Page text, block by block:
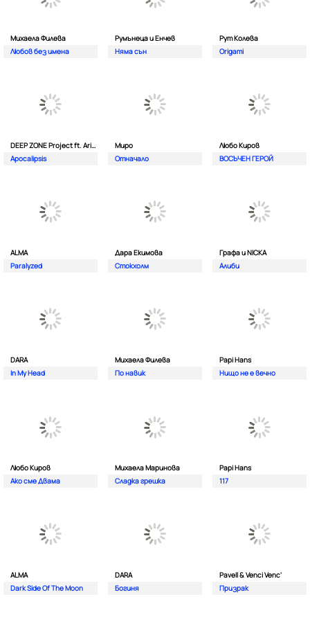
Михаела Филева
Любов без имена
Румънеца и Енчев
Няма сън
Рут Колева
Origami
DEEP ZONE Project ft. Aristos Constantinou
Apocalipsis
Миро
Отначало
Любо Киров
ВОСЪЧЕН ГЕРОЙ
ALMA
Paralyzed
Дара Екимова
Стокхолм
Графа и NICKA
Алиби
DARA
In My Head
Михаела Филева
По навик
Papi Hans
Нищо не е вечно
Любо Киров
Ако сме Двама
Михаела Маринова
Сладка грешка
Papi Hans
117
ALMA
Dark Side Of The Moon
DARA
Богиня
Pavell & Venci Venc'
Призрак